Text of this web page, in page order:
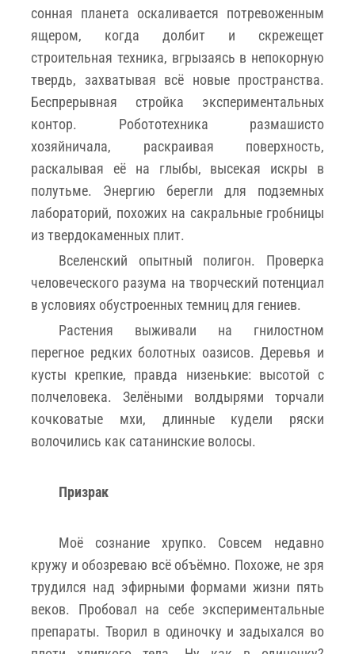
сонная планета оскаливается потревоженным
ящером, когда долбит и скрежещет
строительная техника, вгрызаясь в непокорную
твердь, захватывая всё новые пространства.
Беспрерывная стройка экспериментальных
контор. Робототехника размашисто
хозяйничала, раскраивая поверхность,
раскалывая её на глыбы, высекая искры в
полутьме. Энергию берегли для подземных
лабораторий, похожих на сакральные гробницы
из твердокаменных плит.
Вселенский опытный полигон. Проверка
человеческого разума на творческий потенциал
в условиях обустроенных темниц для гениев.
Растения выживали на гнилостном
перегное редких болотных оазисов. Деревья и
кусты крепкие, правда низенькие: высотой с
полчеловека. Зелёными волдырями торчали
кочковатые мхи, длинные кудели ряски
волочились как сатанинские волосы.
Призрак
Моё сознание хрупко. Совсем недавно
кружу и обозреваю всё объёмно. Похоже, не зря
трудился над эфирными формами жизни пять
веков. Пробовал на себе экспериментальные
препараты. Творил в одиночку и задыхался во